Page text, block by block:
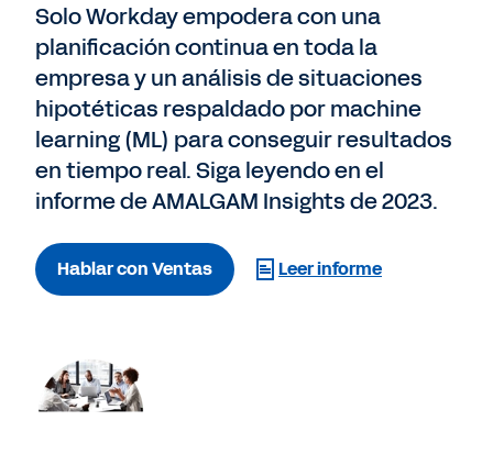
Solo Workday empodera con una
planificación continua en toda la
empresa y un análisis de situaciones
hipotéticas respaldado por machine
learning (ML) para conseguir resultados
en tiempo real. Siga leyendo en el
informe de AMALGAM Insights de 2023.
Hablar con Ventas Leer informe